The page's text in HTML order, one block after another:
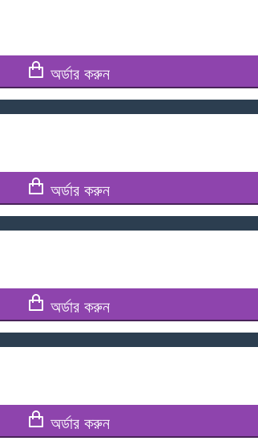
অর্ডার করুন
অর্ডার করুন
অর্ডার করুন
অর্ডার করুন